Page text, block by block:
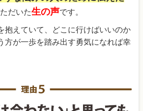
だいた生の声です。
抱えていて、どこに行けばいいのか
方が一歩を踏み出す勇気になれば幸